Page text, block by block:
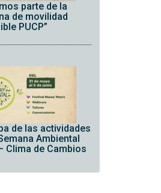
parte de la
de movilidad
PUCP”
de las actividades
Ambiental
Clima de Cambios